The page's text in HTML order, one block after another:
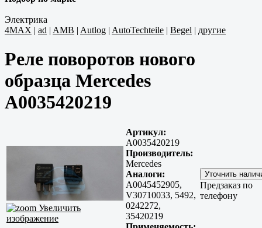
Электрика
4MAX | ad | AMB | Autlog | AutoTechteile | Begel | другие
Реле поворотов нового
образца Mercedes
A0035420219
Увеличить
изображение
Артикул:
A0035420219
Производитель:
Mercedes
Аналоги:
A0045452905,
V30710033, 5492,
0242272,
35420219
Предзаказ по
телефону